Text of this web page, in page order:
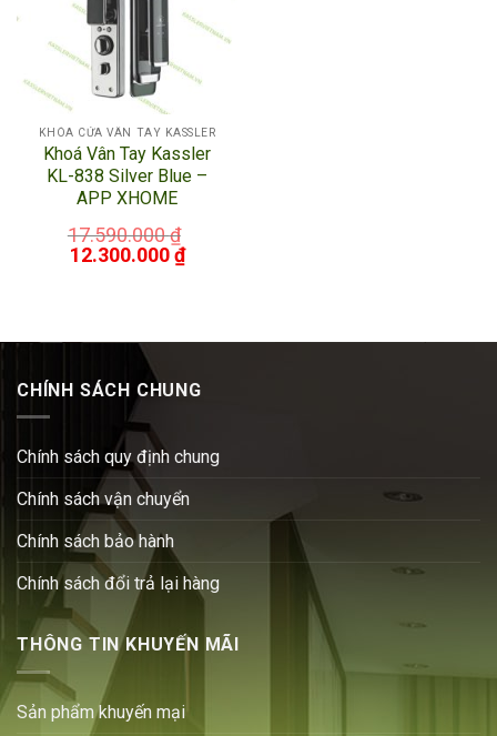
KHÓA CỬA VÂN TAY KASSLER
Khoá Vân Tay Kassler
KL-838 Silver Blue –
APP XHOME
17.590.000₫
12.300.000₫
CHÍNH SÁCH CHUNG
Chính sách quy định chung
Chính sách vận chuyển
Chính sách bảo hành
Chính sách đổi trả lại hàng
THÔNG TIN KHUYẾN MÃI
Sản phẩm khuyến mại